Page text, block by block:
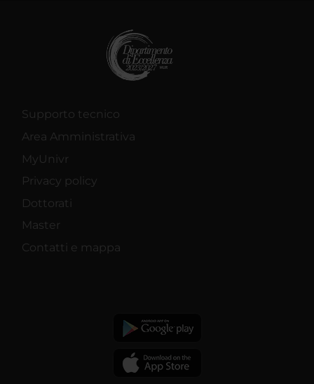
Supporto tecnico
Area Amministrativa
MyUnivr
Privacy policy
Dottorati
Master
Contatti e mappa